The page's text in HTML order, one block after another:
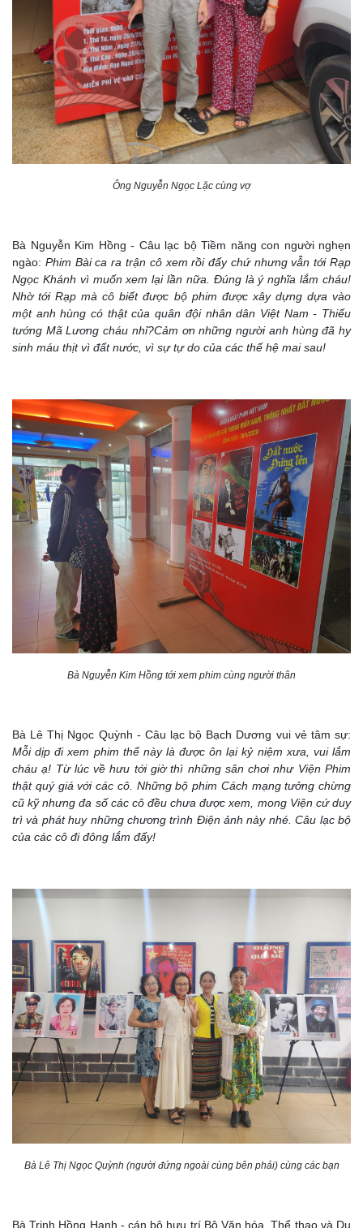
Ông Nguyễn Ngọc Lặc cùng vợ
Bà Nguyễn Kim Hồng - Câu lạc bộ Tiềm năng con người nghẹn
ngào: Phim Bài ca ra trận cô xem rồi đấy chứ nhưng vẫn tới Rạp
Ngọc Khánh vì muốn xem lại lần nữa. Đúng là ý nghĩa lắm cháu!
Nhờ tới Rạp mà cô biết được bộ phim được xây dựng dựa vào
một anh hùng có thật của quân đội nhân dân Việt Nam - Thiếu
tướng Mã Lương cháu nhỉ?Cảm ơn những người anh hùng đã hy
sinh máu thịt vì đất nước, vì sự tự do của các thế hệ mai sau!
Bà Nguyễn Kim Hồng tới xem phim cùng người thân
Bà Lê Thị Ngọc Quỳnh - Câu lạc bộ Bạch Dương vui vẻ tâm sự:
Mỗi dịp đi xem phim thế này là được ôn lại kỷ niệm xưa, vui lắm
cháu ạ! Từ lúc về hưu tới giờ thì những sân chơi như Viện Phim
thật quý giá với các cô. Những bộ phim Cách mạng tưởng chừng
cũ kỹ nhưng đa số các cô đều chưa được xem, mong Viện cứ duy
trì và phát huy những chương trình Điện ảnh này nhé. Câu lạc bộ
của các cô đi đông lắm đấy!
Bà Lê Thị Ngọc Quỳnh (người đứng ngoài cùng bên phải) cùng các bạn
Bà Trịnh Hồng Hạnh - cán bộ hưu trí Bộ Văn hóa, Thể thao và Du